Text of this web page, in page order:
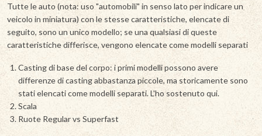
Tutte le auto (nota: uso "automobili" in senso lato per indicare un
veicolo in miniatura) con le stesse caratteristiche, elencate di
seguito, sono un unico modello; se una qualsiasi di queste
caratteristiche differisce, vengono elencate come modelli separati
Casting di base del corpo: i primi modelli possono avere
differenze di casting abbastanza piccole, ma storicamente sono
stati elencati come modelli separati. L'ho sostenuto qui.
Scala
Ruote Regular vs Superfast